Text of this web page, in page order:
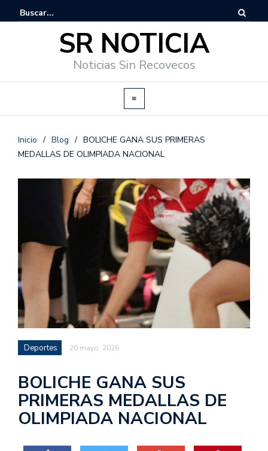
SR NOTICIA
Noticias Sin Recovecos
Inicio / Blog / BOLICHE GANA SUS PRIMERAS
MEDALLAS DE OLIMPIADA NACIONAL
Deportes 20 mayo, 2026
BOLICHE GANA SUS
PRIMERAS MEDALLAS DE
OLIMPIADA NACIONAL